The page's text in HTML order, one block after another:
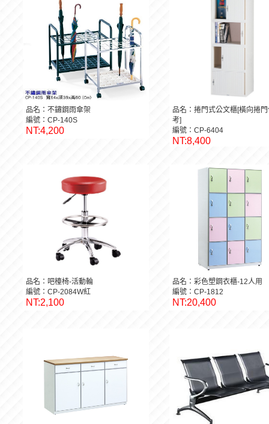
品名：不鏽鋼雨傘架
編號：CP-140S
NT:4,200
品名：捲門式公文櫃[橫向捲
考]
編號：CP-6404
NT:8,400
品名：吧檯椅-活動輪
編號：CP-2084W紅
NT:2,100
品名：彩色塑鋼衣櫃-12人用
編號：CP-1812
NT:20,400